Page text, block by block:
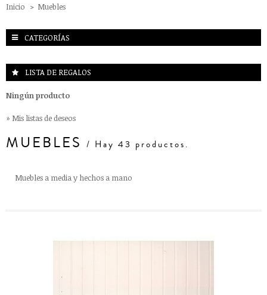
Inicio > Muebles
CATEGORÍAS
LISTA DE REGALOS
Ningún producto
» Mis listas de deseos
MUEBLES / Hay 43 productos.
Muebles a media y hechos a mano